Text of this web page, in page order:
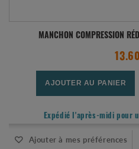
MANCHON COMPRESSION
AJOUTER AU PANIER
Expédié l'après-midi pour
Ajouter à mes préférences